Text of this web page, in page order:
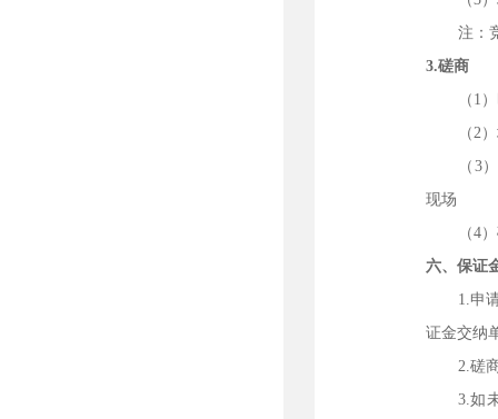
注：
3.磋商
（ 1
（2
（ 3
现场
（4
六、保证
1.申
证金交纳
2.磋
3.如